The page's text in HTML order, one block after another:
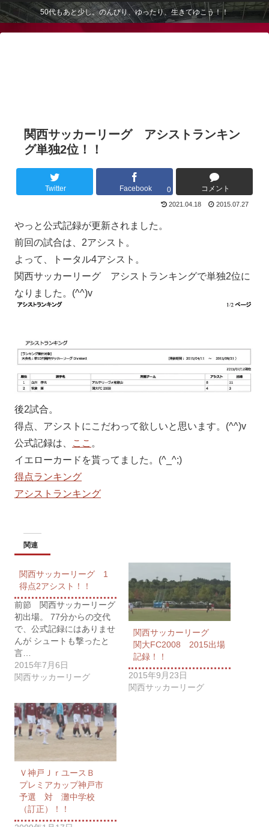
50代もあと少し。のんびり、ゆったり、生きてゆこう！！
関西サッカーリーグ アシストランキン
グ単独2位！！
Twitter Facebook 0 コメント
2021.04.18 2015.07.27
やっと公式記録が更新されました。
前回の試合は、2アシスト。
よって、トータル4アシスト。
関西サッカーリーグ アシストランキングで単独2位に
なりました。(^^)v
後2試合。
得点、アシストにこだわって欲しいと思います。(^^)v
公式記録は、
ここ 。
イエローカードを貰ってました。(^_^;)
得点ランキング
アシストランキング
関連
関西サッカーリーグ 1
得点2アシスト！！
前節 関西サッカーリーグ
初出場。 77分からの交代
で、公式記録にはありませ
んが シュートも撃ったと
言…
2015年7月6日
関西サッカーリーグ
関西サッカーリーグ
関大FC2008 2015出場
記録！！
2015年9月23日
関西サッカーリーグ
Ｖ神戸ＪｒユースＢ
プレミアカップ神戸市
予選 対 灘中学校
（訂正）！！